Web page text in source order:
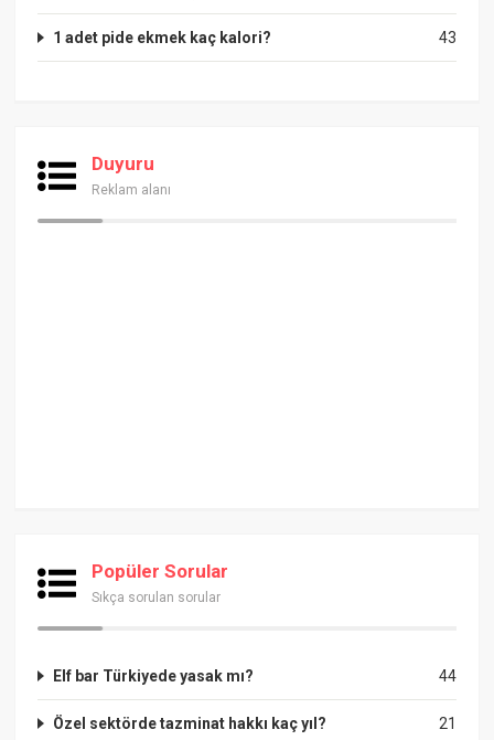
43
1 adet pide ekmek kaç kalori?
Duyuru
Reklam alanı
Popüler Sorular
Sıkça sorulan sorular
44
Elf bar Türkiyede yasak mı?
21
Özel sektörde tazminat hakkı kaç yıl?